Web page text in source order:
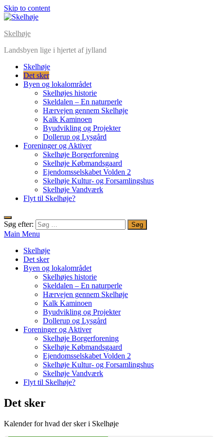
Skip to content
Skelhøje
Landsbyen lige i hjertet af jylland
Skelhøje
Det sker
Byen og lokalområdet
Skelhøjes historie
Skeldalen – En naturperle
Hærvejen gennem Skelhøje
Kalk Kaminoen
Byudvikling og Projekter
Dollerup og Lysgård
Foreninger og Aktiver
Skelhøje Borgerforening
Skelhøje Købmandsgaard
Ejendomsselskabet Volden 2
Skelhøje Kultur- og Forsamlingshus
Skelhøje Vandværk
Flyt til Skelhøje?
Søg efter:
Main Menu
Skelhøje
Det sker
Byen og lokalområdet
Skelhøjes historie
Skeldalen – En naturperle
Hærvejen gennem Skelhøje
Kalk Kaminoen
Byudvikling og Projekter
Dollerup og Lysgård
Foreninger og Aktiver
Skelhøje Borgerforening
Skelhøje Købmandsgaard
Ejendomsselskabet Volden 2
Skelhøje Kultur- og Forsamlingshus
Skelhøje Vandværk
Flyt til Skelhøje?
Det sker
Kalender for hvad der sker i Skelhøje